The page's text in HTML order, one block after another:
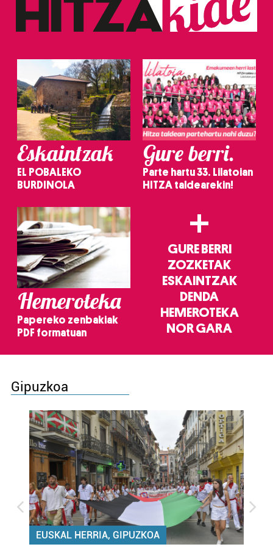
Eskaintzak
EL POBALEKO
BURDINOLA
Gure berri.
Parte hartu 33. Lilatoian
HITZA taldearekin!
Hemeroteka
Papereko zenbakiak
PDF formatuan
+
GURE BERRI
ZOZKETAK
ESKAINTZAK
DENDA
HEMEROTEKA
NOR GARA
Gipuzkoa
EUSKAL HERRIA, GIPUZKOA